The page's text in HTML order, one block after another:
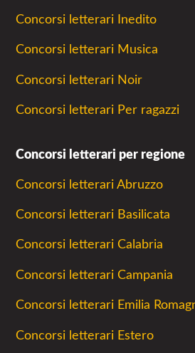
Concorsi letterari Inedito
Concorsi letterari Musica
Concorsi letterari Noir
Concorsi letterari Per ragazzi
Concorsi letterari per regione
Concorsi letterari Abruzzo
Concorsi letterari Basilicata
Concorsi letterari Calabria
Concorsi letterari Campania
Concorsi letterari Emilia
Concorsi letterari Estero